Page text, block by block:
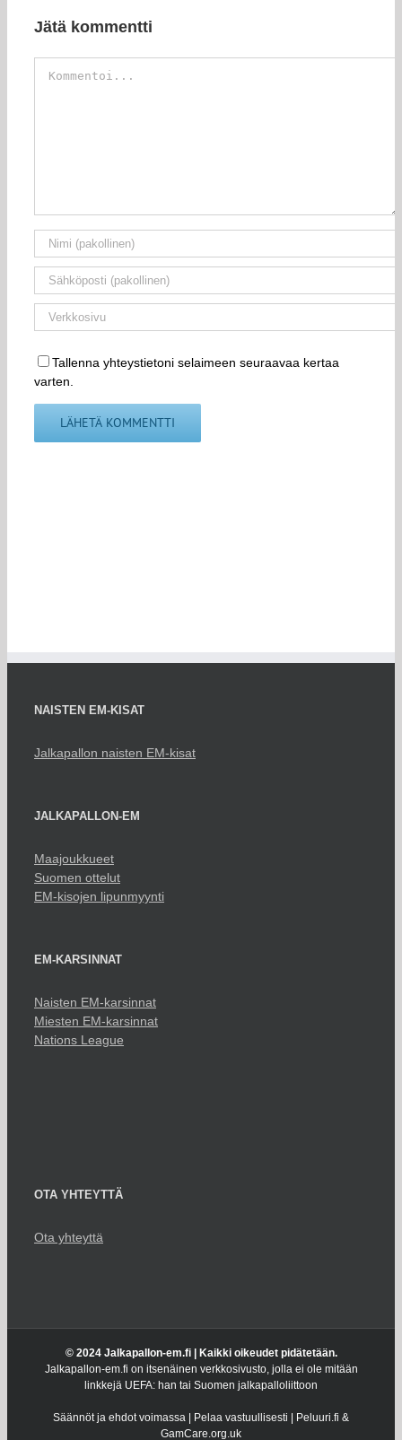
Jätä kommentti
Tallenna yhteystietoni selaimeen seuraavaa kertaa
varten.
NAISTEN EM-KISAT
Jalkapallon naisten EM-kisat
JALKAPALLON-EM
Maajoukkueet
Suomen ottelut
EM-kisojen lipunmyynti
EM-KARSINNAT
Naisten EM-karsinnat
Miesten EM-karsinnat
Nations League
OTA YHTEYTTÄ
Ota yhteyttä
© 2024 Jalkapallon-em.fi | Kaikki oikeudet pidätetään.
Jalkapallon-em.fi on itsenäinen verkkosivusto, jolla ei ole mitään
linkkejä UEFA: han tai Suomen jalkapalloliittoon
Säännöt ja ehdot voimassa | Pelaa vastuullisesti | Peluuri.fi &
GamCare.org.uk